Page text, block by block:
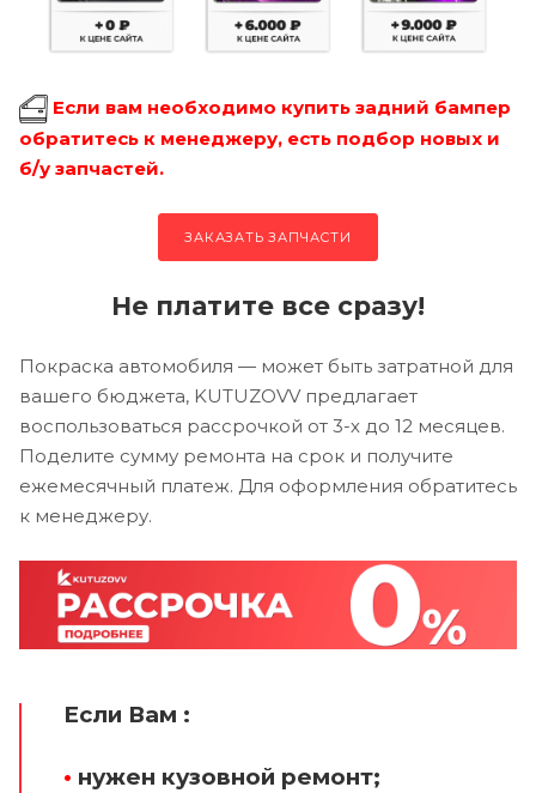
Если вам необходимо купить задний бампер
обратитесь к менеджеру, есть подбор новых и
б/у запчастей.
ЗАКАЗАТЬ ЗАПЧАСТИ
Не платите все сразу!
Покраска автомобиля — может быть затратной для
вашего бюджета, KUTUZOVV предлагает
воспользоваться рассрочкой от 3-х до 12 месяцев.
Поделите сумму ремонта на срок и получите
ежемесячный платеж. Для оформления обратитесь
к менеджеру.
Если Вам :
• нужен кузовной ремонт;